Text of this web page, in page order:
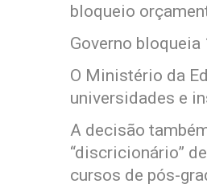
bloqueio
Governo bloqueia
O Ministério da
universidades e
A decisão
“discricionário”
cursos de pós-